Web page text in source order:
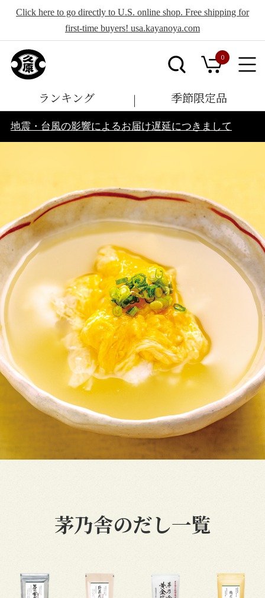
Click here to go directly to U.S. online shop. Free shipping for
first-time buyers! usa.kayanoya.com
0
ランキング 季節限定品
地震・台風の影響によるお届け遅延につきまして
茅乃舎のだし一覧